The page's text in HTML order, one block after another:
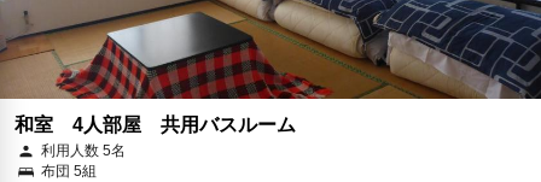
和室 4人部屋 共用バスルーム
利用人数 5名
布団 5組